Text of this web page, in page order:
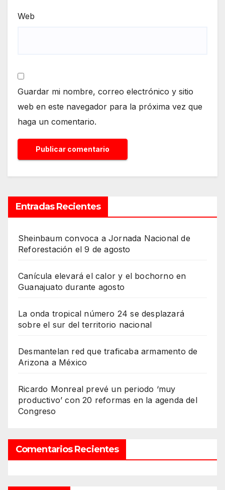
Web
Guardar mi nombre, correo electrónico y sitio
web en este navegador para la próxima vez que
haga un comentario.
Entradas Recientes
Sheinbaum convoca a Jornada Nacional de
Reforestación el 9 de agosto
Canícula elevará el calor y el bochorno en
Guanajuato durante agosto
La onda tropical número 24 se desplazará
sobre el sur del territorio nacional
Desmantelan red que traficaba armamento de
Arizona a México
Ricardo Monreal prevé un periodo ‘muy
productivo’ con 20 reformas en la agenda del
Congreso
Comentarios Recientes